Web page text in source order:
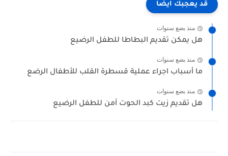
قد يعجبك ايضا
منذ بضع سنوات
هل يمكن تقديم البطاطا للطفل الرضيع
منذ بضع سنوات
ما أسباب اجراء عملية قسطرة القلب للأطفال الرضع
منذ بضع سنوات
هل تقديم زيت كبد الحوت آمن للطفل الرضيع